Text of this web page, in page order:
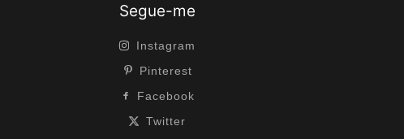
Segue-me
Instagram
Pinterest
Facebook
Twitter